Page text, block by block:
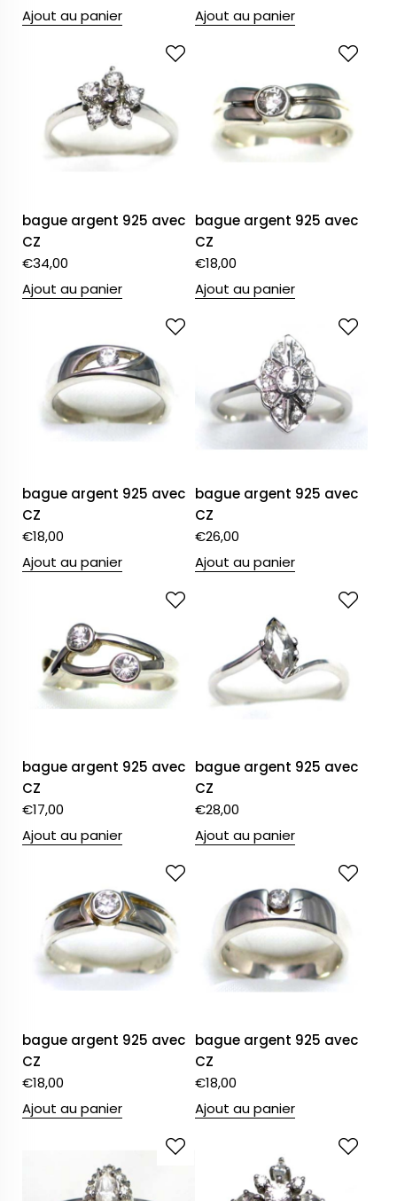
Ajout au panier Ajout au panier
bague argent 925 avec
CZ
€34,00
Ajout au panier
bague argent 925 avec
CZ
€18,00
Ajout au panier
bague argent 925 avec
CZ
€18,00
Ajout au panier
bague argent 925 avec
CZ
€26,00
Ajout au panier
bague argent 925 avec
CZ
€17,00
Ajout au panier
bague argent 925 avec
CZ
€28,00
Ajout au panier
bague argent 925 avec
CZ
€18,00
Ajout au panier
bague argent 925 avec
CZ
€18,00
Ajout au panier